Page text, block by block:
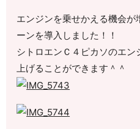
エンジンを乗せかえる機会
ーンを導入しました！！
シトロエンＣ４ピカソのエン
上げることができます＾＾